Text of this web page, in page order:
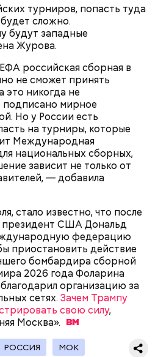
турниров, попасть туда
сложно.
будут западные
Журова.
российская сборная в
не сможет принять
это никогда не
подписано мирное
Но у России есть
на турниры, которые
Международная
национальных сборных,
зависит не только от
— добавила
стало известно, что после
президент США Дональд
федерацию
приостановить действие
бомбардира сборной
2026 года Фоларина
организацию за
сетях. Зачем Трампу
свою силу,
Москва».
РОССИЯ МОК
следующий раунд
Их матч пройдет 12 июля